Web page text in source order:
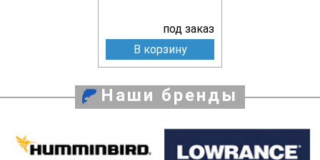
под заказ
В корзину
Наши бренды